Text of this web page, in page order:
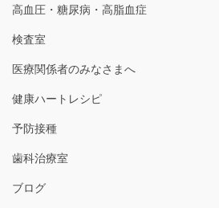
高血圧・糖尿病・高脂血症
検査室
医療関係者のみなさまへ
健康ハートレシピ
予防接種
歯科治療室
ブログ